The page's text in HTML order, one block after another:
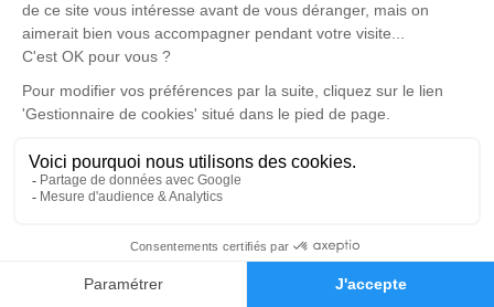
Faire-part Hommages
Un service de plantation d’arbre hommage est
disponible ici.
Je rends hommage
Cérémonie
Crématorium des Charmilles Chemin des
Charmilles